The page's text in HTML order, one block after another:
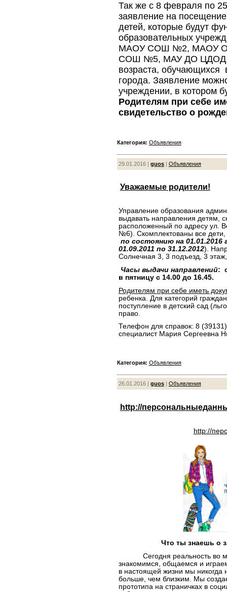
Так же с 8 февраля по
заявление на
детей, которые будут
образовательных
МАОУ СОШ №2, МАОУ
СОШ №5, МАУ ДО ЦДОД,
возраста, обучающихся
города. Заявление
учреждении, в котором
Родителям при себе
свидетельство о
Категория: Объявления
29.01.2016 | guos| Объявления
Уважаемые родители!
Управление образования
выдавать направления детям,
расположенный по адресу ул.
№6). Скомплектованы все
по состоянию на 01.01.2016
01.09.2011 по 31.12.2012).
Солнечная 3, 3 подъезд, 3
Часы выдачи направлений:
в пятницу с 14.00 до 16.45.
Родителям при себе иметь
ребенка. Для категорий
поступление в детский сад
право.
Телефон для справок: 8
специалист Мария Сергеевна
Категория: Объявления
26.01.2016 | guos| Объявления
http://
http://
Что ты знаешь о
Сегодня реальность во
знакомимся, общаемся и
в настоящей жизни мы никогда
больше, чем близким. Мы
прототипа на страничках в